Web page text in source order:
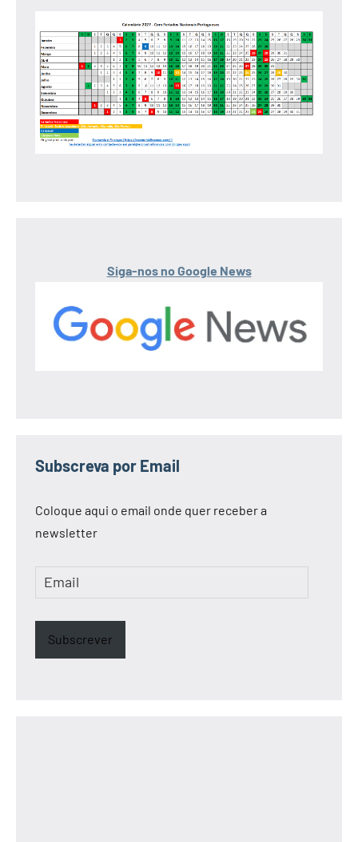
Siga-nos no Google News
Subscreva por Email
Coloque aqui o email onde quer receber a
newsletter
Email
Subscrever